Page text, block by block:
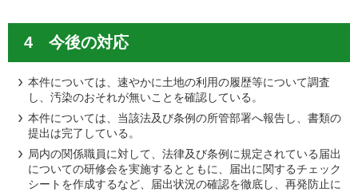
4 今後の対応
本件については、速やかに土地の利用の履歴等について調査
し、汚染のおそれが無いことを確認している。
本件については、当該法及び条例の所管部署へ報告し、書類の
提出は完了している。
局内の関係職員に対して、法律及び条例に規定されている届出
についての研修会を実施するとともに、届出に関するチェック
シートを作成するなど、届出状況の確認を徹底し、再発防止に